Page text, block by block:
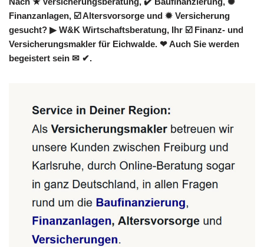
Finanzanlagen, ☑️ Altersvorsorge und ✹ Versicherung
gesucht? ▶︎ W&K Wirtschaftsberatung, Ihr ☑️ Finanz- und
Versicherungsmakler für Eichwalde. ❤ Auch Sie werden
begeistert sein ✉ ✔.